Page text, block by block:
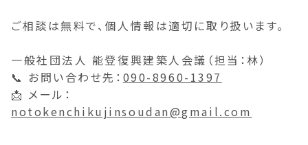
ご相談は無料で、個人情報は適切に取り扱います。
一般社団法人 能登復興建築人会議（担当：林）
📞 お問い合わせ先： 090-8960-1397
📩 メール：
notokenchikujinsoudan@gmail.com